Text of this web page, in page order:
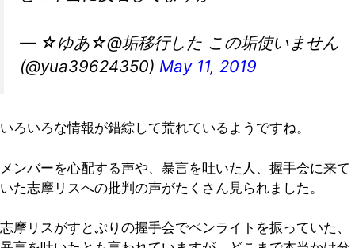
— ☆ゆあ☆@垢移行した この垢使いません
(@yua39624350) May 11, 2019
いろいろな情報が錯綜して荒れているようですね。
メンバーを心配する声や、暴言を吐いた人、握手会に来て
いた志摩リスへの批判の声がたくさん見られました。
志摩リスがすとぷりの握手会でペンライトを振っていた、